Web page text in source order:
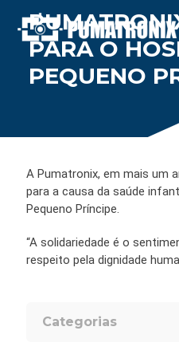
PARA O
PEQUENO
A Pumatronix, em mais um
para a causa da saúde
Pequeno Príncipe.
“A solidariedade é o
respeito pela dignidade
Categorias